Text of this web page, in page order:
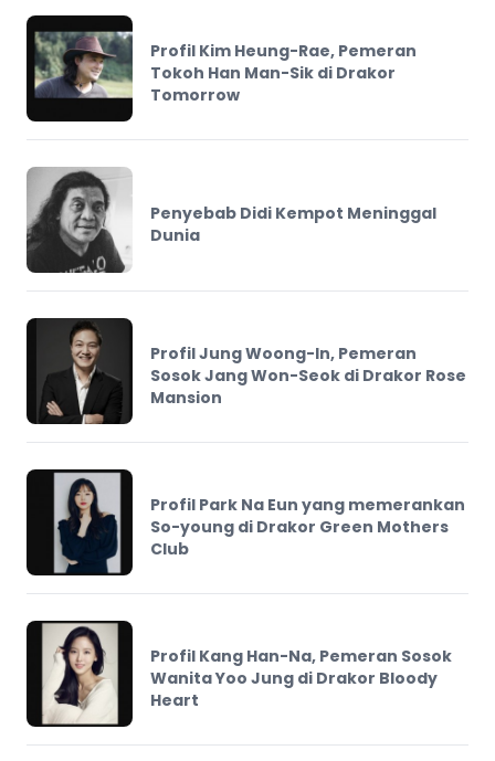
Profil Kim Heung-Rae, Pemeran
Tokoh Han Man-Sik di Drakor
Tomorrow
Penyebab Didi Kempot Meninggal
Dunia
Profil Jung Woong-In, Pemeran
Sosok Jang Won-Seok di Drakor Rose
Mansion
Profil Park Na Eun yang memerankan
So-young di Drakor Green Mothers
Club
Profil Kang Han-Na, Pemeran Sosok
Wanita Yoo Jung di Drakor Bloody
Heart